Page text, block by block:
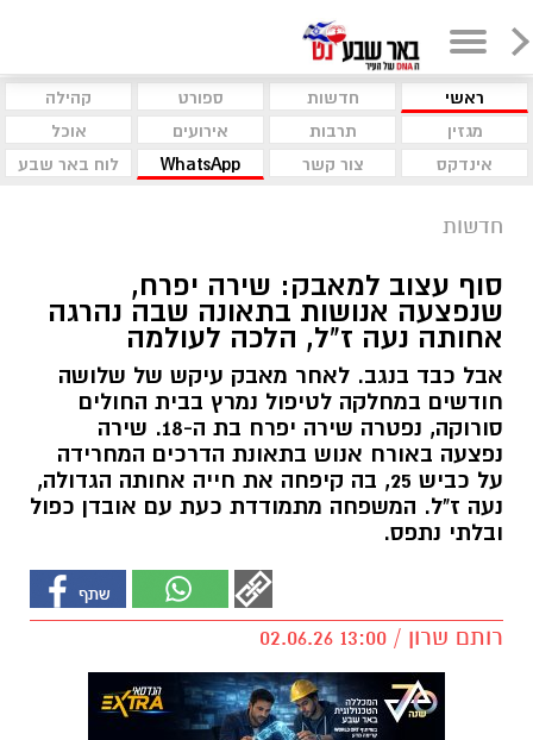
ראשי חדשות ספורט
קהילה
מגזין
תרבות אירועים
אוכל
אינדקס
צור קשר WhatsApp לוח באר שבע
חדשות
סוף עצוב למאבק: שירה יפרח,
שנפצעה אנושות בתאונה שבה נהרגה
אחותה נעה ז"ל, הלכה לעולמה
אבל כבד בנגב. לאחר מאבק עיקש של שלושה
חודשים במחלקה לטיפול נמרץ בבית החולים
סורוקה, נפטרה שירה יפרח בת ה-18. שירה
נפצעה באורח אנוש בתאונת הדרכים המחרידה
על כביש 25, בה קיפחה את חייה אחותה הגדולה,
נעה ז"ל. המשפחה מתמודדת כעת עם אובדן כפול
ובלתי נתפס.
רותם שרון / 13:00 02.06.26